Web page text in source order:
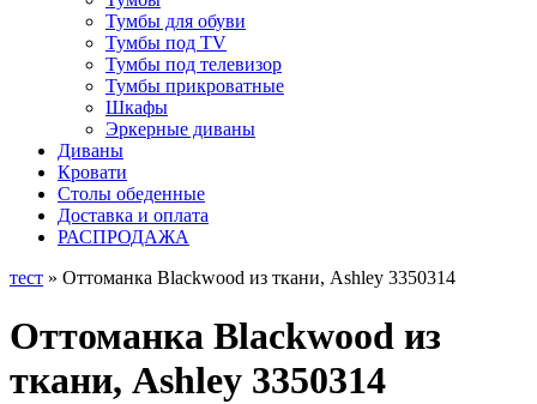
Тумбы для обуви
Тумбы под TV
Тумбы под телевизор
Тумбы прикроватные
Шкафы
Эркерные диваны
Диваны
Кровати
Столы обеденные
Доставка и оплата
РАСПРОДАЖА
тест » Оттоманка Blackwood из ткани, Ashley 3350314
Оттоманка Blackwood из
ткани, Ashley 3350314